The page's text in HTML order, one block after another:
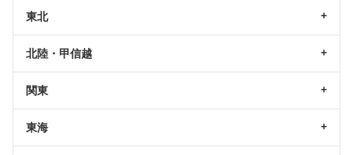
東北
北陸・甲信越
関東
東海